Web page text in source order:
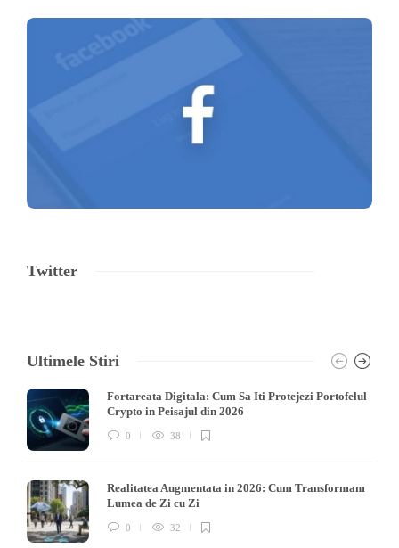
Twitter
Ultimele Stiri
Fortareata Digitala: Cum Sa Iti Protejezi Portofelul
Crypto in Peisajul din 2026
0 38
Realitatea Augmentata in 2026: Cum Transformam
Lumea de Zi cu Zi
0 32